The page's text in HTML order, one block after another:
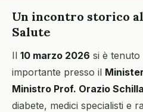
Un incontro storico
Salute
Il 10 marzo 2026 si è
importante presso il
Ministro Prof. Orazio
diabete, medici specialisti e